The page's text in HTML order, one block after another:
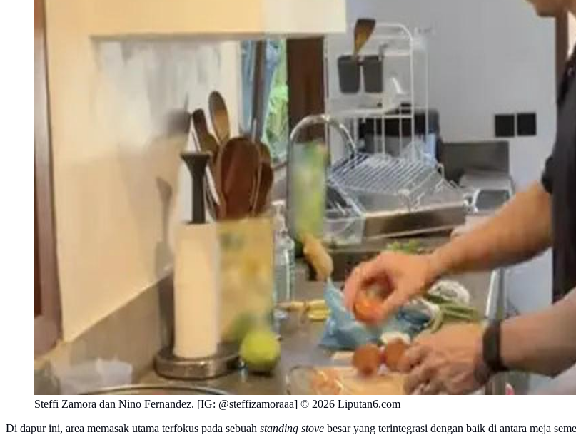
Steffi Zamora dan Nino Fernandez. [IG: @steffizamoraaa] © 2026 Liputan6.com
Di dapur ini, area memasak utama terfokus pada sebuah standing stove besar yang terintegrasi dengan baik di antara meja